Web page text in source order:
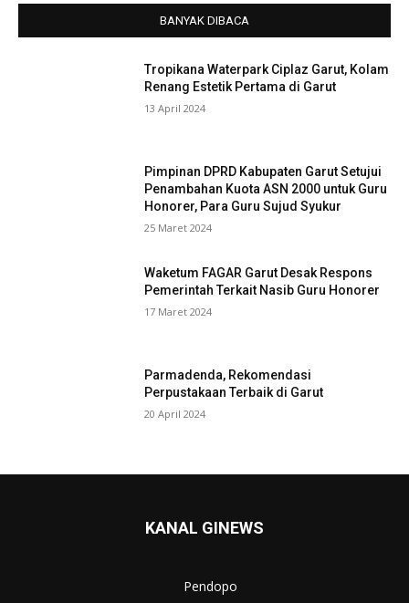
BANYAK DIBACA
Tropikana Waterpark Ciplaz Garut, Kolam
Renang Estetik Pertama di Garut
13 April 2024
Pimpinan DPRD Kabupaten Garut Setujui
Penambahan Kuota ASN 2000 untuk Guru
Honorer, Para Guru Sujud Syukur
25 Maret 2024
Waketum FAGAR Garut Desak Respons
Pemerintah Terkait Nasib Guru Honorer
17 Maret 2024
Parmadenda, Rekomendasi
Perpustakaan Terbaik di Garut
20 April 2024
KANAL GINEWS
Pendopo